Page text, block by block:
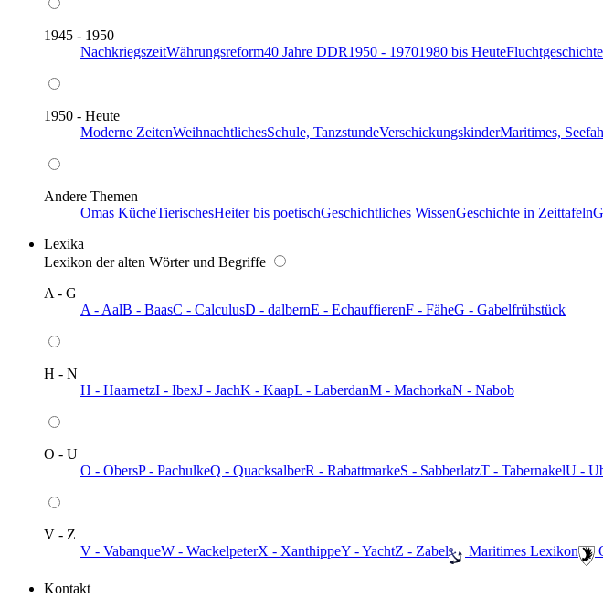
1945 - 1950
NachkriegszeitWährungsreform40 Jahre DDR1950 - 19701980 bis Heute
1950 - Heute
Moderne ZeitenWeihnachtlichesSchule, TanzstundeVerschickungskinderMaritimes,
Andere Themen
Omas KücheTierischesHeiter bis poetischGeschichtliches WissenGeschichte in Zeittafeln
Lexika
Lexikon der alten Wörter und Begriffe
A - G
A - AalB - BaasC - CalculusD - dalbernE - EchauffierenF - FäheG - Gabelfrühstück
H - N
H - HaarnetzI - IbexJ - JachK - KaapL - LaberdanM - MachorkaN - Nabob
O - U
O - ObersP - PachulkeQ - QuacksalberR - RabattmarkeS - SabberlatzT - TabernakelU -
V - Z
V - VabanqueW - WackelpeterX - XanthippeY - YachtZ - Zabel ️ Maritimes Lexikon
Kontakt